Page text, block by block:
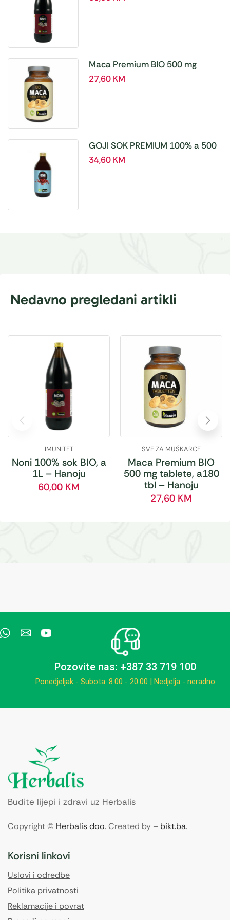
Maca Premium BIO 500 mg
tablete, a180 tbl – Hanoju
27,60 KM
GOJI SOK PREMIUM 100% a 500
ml
34,60 KM
Nedavno pregledani artikli
IMUNITET
Noni 100% sok BIO, a
1L – Hanoju
60,00 KM
SVE ZA MUŠKARCE
Maca Premium BIO
500 mg tablete, a180
tbl – Hanoju
27,60 KM
Pozovite nas: +387 33 719 100
Ponedjeljak - Subota: 8:00 - 20:00 | Nedjelja - neradno
Budite lijepi i zdravi uz Herbalis
Copyright © Herbalis doo. Created by – bikt.ba.
Korisni linkovi
Uslovi i odredbe
Politika privatnosti
Reklamacije i povrat